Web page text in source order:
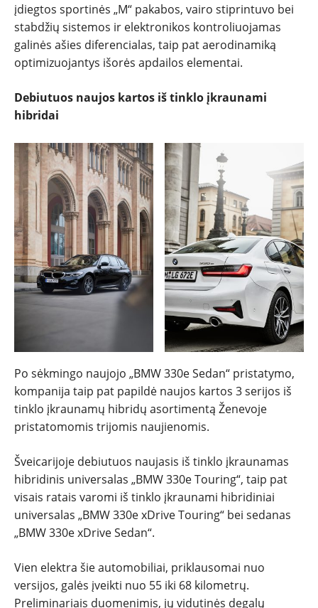
įdiegtos sportinės „M“ pakabos, vairo stiprintuvo bei
stabdžių sistemos ir elektronikos kontroliuojamas
galinės ašies diferencialas, taip pat aerodinamiką
optimizuojantys išorės apdailos elementai.
Debiutuos naujos kartos iš tinklo įkraunami
hibridai
Po sėkmingo naujojo „BMW 330e Sedan“ pristatymo,
kompanija taip pat papildė naujos kartos 3 serijos iš
tinklo įkraunamų hibridų asortimentą Ženevoje
pristatomomis trijomis naujienomis.
Šveicarijoje debiutuos naujasis iš tinklo įkraunamas
hibridinis universalas „BMW 330e Touring“, taip pat
visais ratais varomi iš tinklo įkraunami hibridiniai
universalas „BMW 330e xDrive Touring“ bei sedanas
„BMW 330e xDrive Sedan“.
Vien elektra šie automobiliai, priklausomai nuo
versijos, galės įveikti nuo 55 iki 68 kilometrų.
Preliminariais duomenimis, jų vidutinės degalų